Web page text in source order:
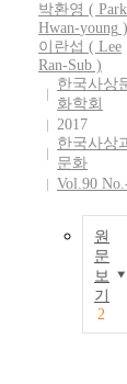
박환영 ( Park
Hwan-young )
이란섭 ( Lee
Ran-Sub )
한국사상
화학회
2017
한국사상
문화
Vol.90
원
문
보
기
2